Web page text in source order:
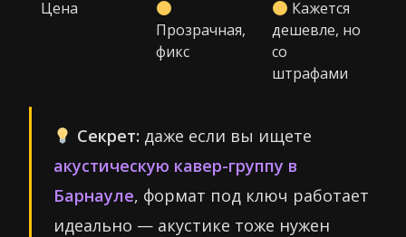
Цена
Прозрачная,
фикс
Кажется
дешевле, но
со
штрафами
Секрет: даже если вы ищете
акустическую кавер-группу в
Барнауле, формат под ключ работает
идеально — акустике тоже нужен